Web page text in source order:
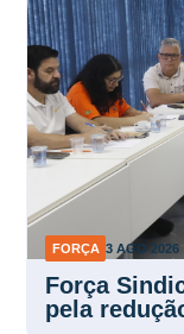
FORÇA 3 AGO 2026
Força
pela